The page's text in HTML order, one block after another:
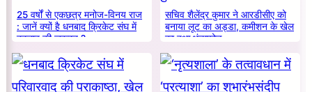
25 वर्षों से एकछत्र मनोज-विनय राज
: जानें क्यों है धनबाद क्रिकेट संघ में
बदलाव की जरूरत ?
सचिव शैलेंद्र कुमार ने आरडीसीए को
बनाया लूट का अड्डा, कमीशन के खेल
का हुआ भंडाफोड़